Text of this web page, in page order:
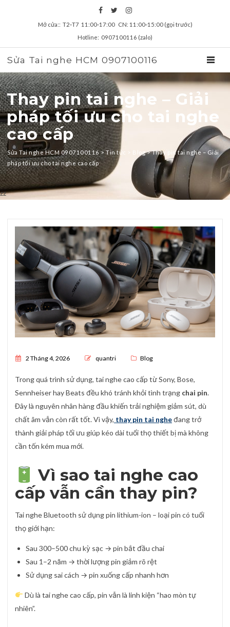
Mở cửa:: T2‑T7 11:00‑17:00 CN: 11:00‑15:00 (gọi trước)
Hotline: 0907100116 (zalo)
Sửa Tai nghe HCM 0907100116
Thay pin tai nghe – Giải
pháp tối ưu cho tai nghe
cao cấp
Sửa Tai nghe HCM 0907100116>Tin tức Blog>Thay pin tai nghe – Giải
pháp tối ưu cho tai nghe cao cấp
zz
Posted on
2 Tháng 4, 2026 quantri Blog
Trong quá trình sử dụng, tai nghe cao cấp từSony, Bose,
SennheiserhayBeats đều khó tránh khỏi tình trạng chai pin.
Đây là nguyên nhân hàng đầu khiến trải nghiệm giảm sút, dù
chất âm vẫn còn rất tốt. Vì vậy, thay pin tai ngheđang trở
thành giải pháp tối ưu giúp kéo dài tuổi thọ thiết bị mà không
cần tốn kém mua mới.
Vì sao tai nghe cao
cấp vẫn cần thay pin?
Tai nghe Bluetooth sử dụng pin lithium-ion – loại pin có tuổi
thọ giới hạn:
Sau 300–500 chu kỳ sạc → pin bắt đầu chai
Sau 1–2 năm → thời lượng pin giảm rõ rệt
Sử dụng sai cách → pin xuống cấp nhanh hơn
Dù là tai nghe cao cấp, pin vẫn là linh kiện “hao mòn tự
nhiên”.